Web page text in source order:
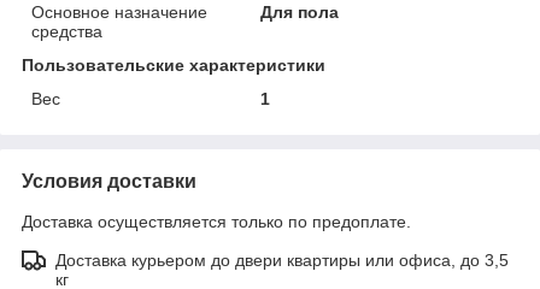
Основное назначение
средства
Для пола
Пользовательские характеристики
Вес
1
Условия доставки
Доставка осуществляется только по предоплате.
Доставка курьером до двери квартиры или офиса, до 3,5
кг